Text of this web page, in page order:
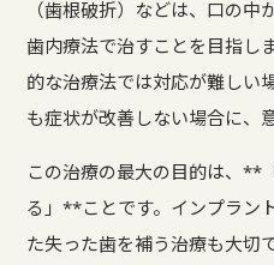
（歯根破折）などは、口の
歯内療法で治すことを目指し
的な治療法では対応が難しい
も症状が改善しない場合に、
この治療の最大の目的は、**
る」**ことです。インプラン
た失った歯を補う治療も大切